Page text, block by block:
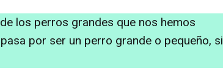
los perros grandes que nos hemos
por ser un perro grande o pequeño, si